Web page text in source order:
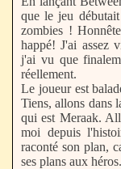
que le jeu
zombies !
happé! J'ai assez
j'ai vu que
réellement.
Le joueur est
Tiens, allons dans
qui est Meraak.
moi depuis
raconté son plan,
ses plans aux